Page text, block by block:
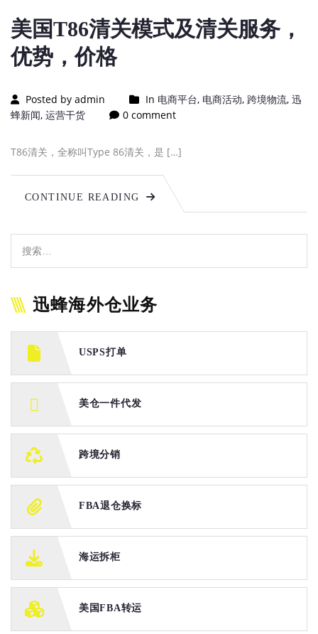
美国T86清关模式及清关服务，
优势，价格
Posted by admin In 电商平台, 电商活动, 跨境物流, 迅
蜂新闻, 运营干货 0 comment
T86清关，全称叫Type 86清关，是 […]
CONTINUE READING
迅蜂海外仓业务
USPS打单
美仓一件代发
跨境分销
FBA退仓换标
海运拆柜
美国FBA转运